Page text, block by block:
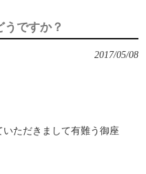
うですか？
2017/05/08
ただきまして有難う御座